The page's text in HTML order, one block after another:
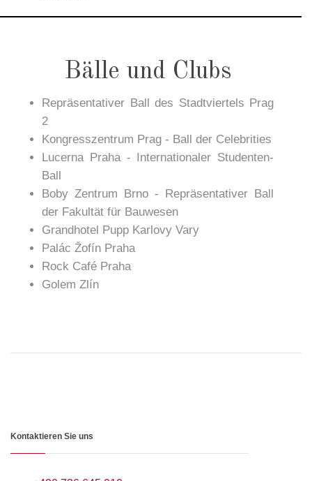
Bälle und Clubs
Repräsentativer Ball des Stadtviertels Prag
2
Kongresszentrum Prag - Ball der Celebrities
Lucerna Praha - Internationaler Studenten-
Ball
Boby Zentrum Brno - Repräsentativer Ball
der Fakultät für Bauwesen
Grandhotel Pupp Karlovy Vary
Palác Žofín Praha
Rock Café Praha
Golem Zlín
Kontaktieren Sie uns